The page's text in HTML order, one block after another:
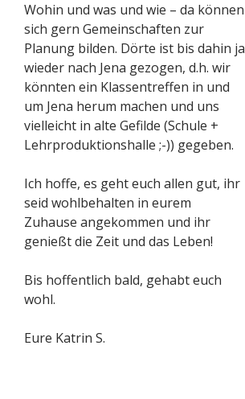
Wohin und was und wie – da können
sich gern Gemeinschaften zur
Planung bilden. Dörte ist bis dahin ja
wieder nach Jena gezogen, d.h. wir
könnten ein Klassentreffen in und
um Jena herum machen und uns
vielleicht in alte Gefilde (Schule +
Lehrproduktionshalle ;-)) gegeben.
Ich hoffe, es geht euch allen gut, ihr
seid wohlbehalten in eurem
Zuhause angekommen und ihr
genießt die Zeit und das Leben!
Bis hoffentlich bald, gehabt euch
wohl.
Eure Katrin S.